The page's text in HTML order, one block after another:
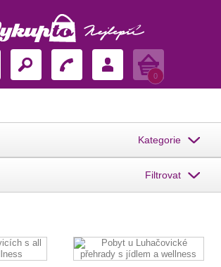
Košík
0
Kategorie
Filtrovat